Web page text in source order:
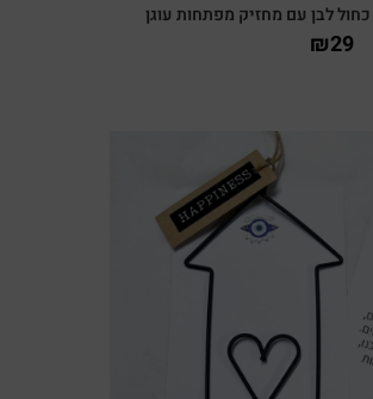
לבן עם מחזיק מפתחות עוגן
₪29
צפייה מהירה